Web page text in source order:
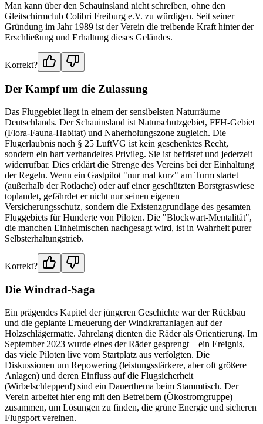
Man kann über den Schauinsland nicht schreiben, ohne den
Gleitschirmclub Colibri Freiburg e.V. zu würdigen. Seit seiner
Gründung im Jahr 1989 ist der Verein die treibende Kraft hinter der
Erschließung und Erhaltung dieses Geländes.
Korrekt?
Der Kampf um die Zulassung
Das Fluggebiet liegt in einem der sensibelsten Naturräume
Deutschlands. Der Schauinsland ist Naturschutzgebiet, FFH-Gebiet
(Flora-Fauna-Habitat) und Naherholungszone zugleich. Die
Flugerlaubnis nach § 25 LuftVG ist kein geschenktes Recht,
sondern ein hart verhandeltes Privileg. Sie ist befristet und jederzeit
widerrufbar. Dies erklärt die Strenge des Vereins bei der Einhaltung
der Regeln. Wenn ein Gastpilot "nur mal kurz" am Turm startet
(außerhalb der Rotlache) oder auf einer geschützten Borstgraswiese
toplandet, gefährdet er nicht nur seinen eigenen
Versicherungsschutz, sondern die Existenzgrundlage des gesamten
Fluggebiets für Hunderte von Piloten. Die "Blockwart-Mentalität",
die manchen Einheimischen nachgesagt wird, ist in Wahrheit purer
Selbsterhaltungstrieb.
Korrekt?
Die Windrad-Saga
Ein prägendes Kapitel der jüngeren Geschichte war der Rückbau
und die geplante Erneuerung der Windkraftanlagen auf der
Holzschlägermatte. Jahrelang dienten die Räder als Orientierung. Im
September 2023 wurde eines der Räder gesprengt – ein Ereignis,
das viele Piloten live vom Startplatz aus verfolgten. Die
Diskussionen um Repowering (leistungsstärkere, aber oft größere
Anlagen) und deren Einfluss auf die Flugsicherheit
(Wirbelschleppen!) sind ein Dauerthema beim Stammtisch. Der
Verein arbeitet hier eng mit den Betreibern (Ökostromgruppe)
zusammen, um Lösungen zu finden, die grüne Energie und sicheren
Flugsport vereinen.